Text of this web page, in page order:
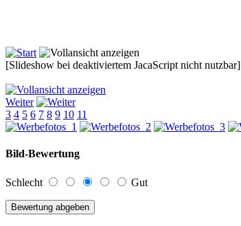
[Slideshow bei deaktiviertem JacaScript nicht nutzbar]
Weiter
3 4 5 6 7 8 9 10 11
Bild-Bewertung
Schlecht Gut